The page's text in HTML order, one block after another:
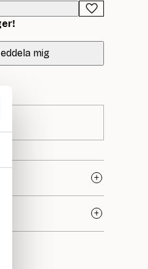
mig
sticktraditionen och
kvalitet, genomtänkta